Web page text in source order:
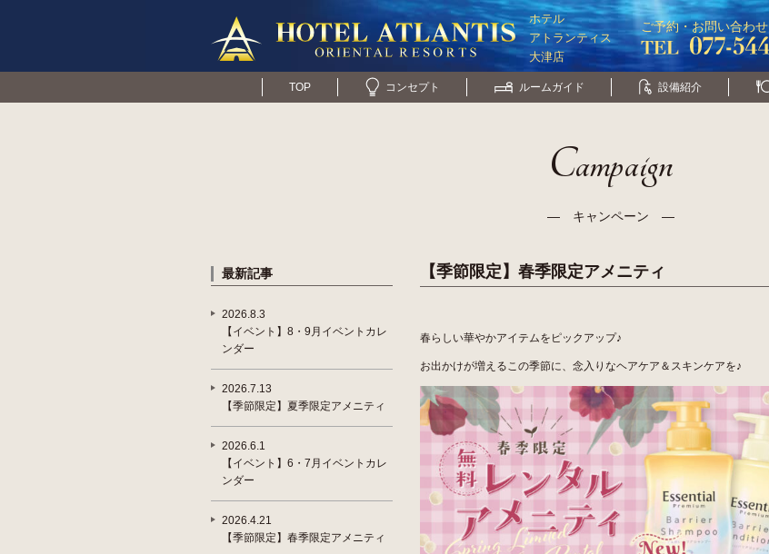
ホテル
アトランティス
大津店
ご予約・お問い合わせ
TOP コンセプト ルームガイド 設備紹介
Campaign
― キャンペーン ―
【季節限定】春季限定アメニティ
春らしい華やかアイテムをピックアップ♪
お出かけが増えるこの季節に、念入りなヘアケア＆スキンケアを♪
最新記事
2026.8.3
【イベント】8・9月イベントカレ
ンダー
2026.7.13
【季節限定】夏季限定アメニティ
2026.6.1
【イベント】6・7月イベントカレ
ンダー
2026.4.21
【季節限定】春季限定アメニティ